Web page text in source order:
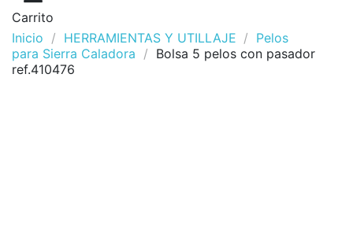
Carrito
Inicio
HERRAMIENTAS Y UTILLAJE
Pelos
para Sierra Caladora
Bolsa 5 pelos con pasador
ref.410476